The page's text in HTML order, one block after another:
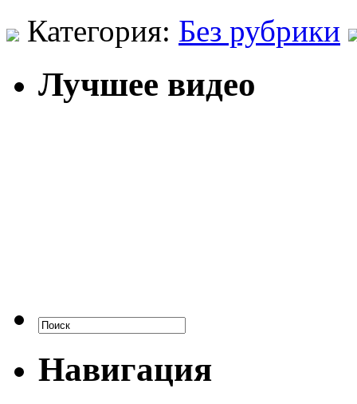
Категория: Без рубрики
Лучшее видео
Навигация